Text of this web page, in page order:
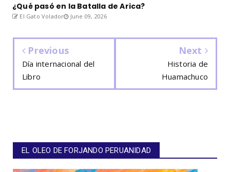
¿Qué pasó en la Batalla de Arica?
El Gato Volador June 09, 2026
Previous
Día internacional del
Libro
Next
Historia de
Huamachuco
EL OLEO DE FORJANDO PERUANIDAD